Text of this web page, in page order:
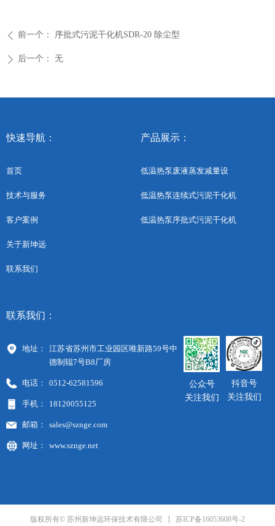
ꄴ 前一个： 序批式污泥干化机SDR-20 除尘型
ꄲ 后一个： 无
地址：
江苏省苏州市工业园区唯新路59号中
德制辊7号B8厂房
电话： 0512-62581596
手机： 18120055125
邮箱： sales@sznge.com
网址： www.sznge.net
联系我们：
公众号
关注我们
抖音号
关注我们
快速导航：
首页
技术与服务
客户案例
关于新坤远
联系我们
产品展示：
低温热泵废液蒸发减量设
低温热泵连续式污泥干化机
低温热泵序批式污泥干化机
版权所有© 苏州新坤远环保技术有限公司 苏ICP备16053608号-2